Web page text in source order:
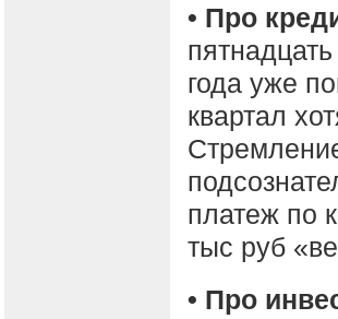
• Про
года уже
квартал
платеж по
тыс руб
• Про